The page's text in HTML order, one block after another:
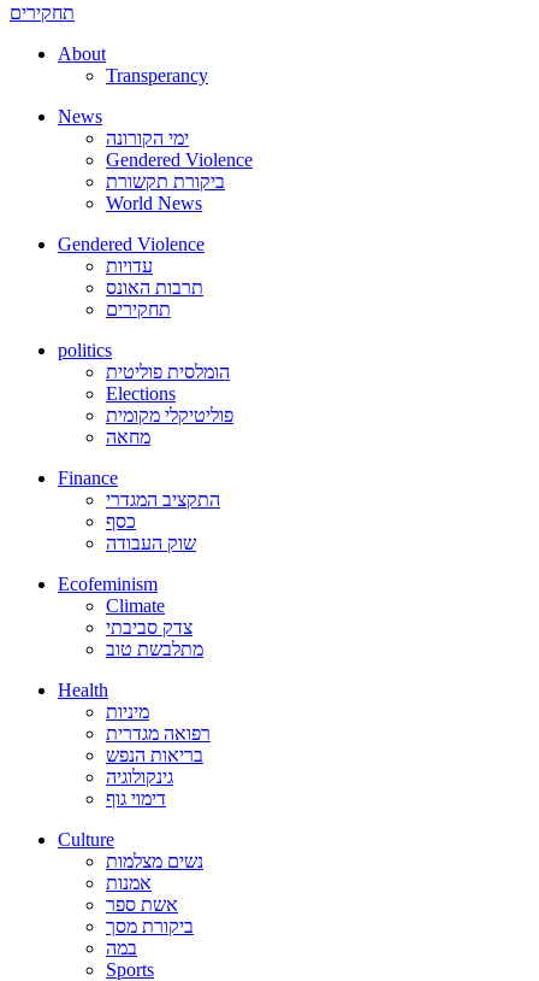
תחקירים
About
Transperancy
News
ימי הקורונה
Gendered Violence
ביקורת תקשורת
World News
Gendered Violence
עדויות
תרבות האונס
תחקירים
politics
הומלסית פוליטית
Elections
פוליטיקלי מקומית
מחאה
Finance
התקציב המגדרי
כסף
שוק העבודה
Ecofeminism
Climate
צדק סביבתי
מתלבשת טוב
Health
מיניות
רפואה מגדרית
בריאות הנפש
גינקולוגיה
דימוי גוף
Culture
נשים מצלמות
אמנות
אשת ספר
ביקורת מסך
במה
Sports